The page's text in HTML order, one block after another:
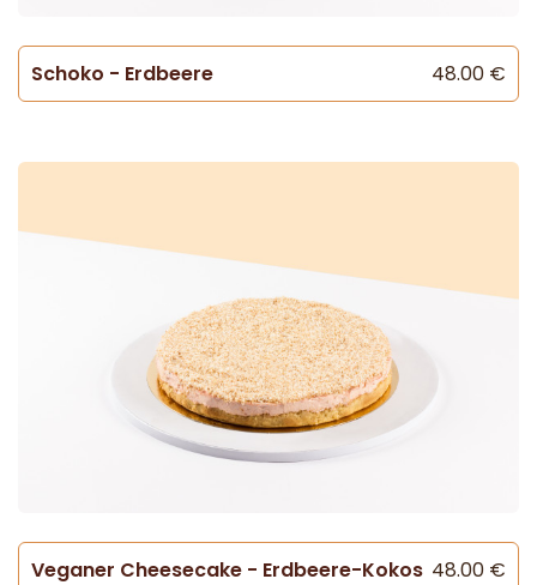
Schoko - Erdbeere 48.00 €
Veganer Cheesecake - Erdbeere-Kokos 48.00 €